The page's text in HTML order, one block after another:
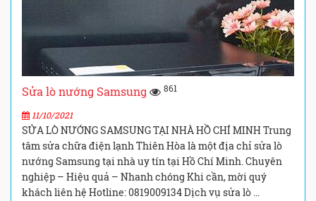
Sửa lò nướng Samsung 861
11/10/2021
SỬA LÒ NƯỚNG SAMSUNG TẠI NHÀ HỒ CHÍ MINH Trung
tâm sửa chữa điện lạnh Thiên Hòa là một địa chỉ sửa lò
nướng Samsung tại nhà uy tín tại Hồ Chí Minh. Chuyên
nghiệp – Hiệu quả – Nhanh chóng Khi cần, mời quý
khách liên hệ Hotline: 0819009134 Dịch vụ sửa lò …